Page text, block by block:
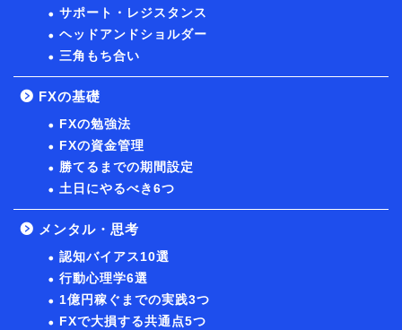
サポート・レジスタンス
ヘッドアンドショルダー
三角もち合い
FXの基礎
FXの勉強法
FXの資金管理
勝てるまでの期間設定
土日にやるべき6つ
メンタル・思考
認知バイアス10選
行動心理学6選
1億円稼ぐまでの実践3つ
FXで大損する共通点5つ